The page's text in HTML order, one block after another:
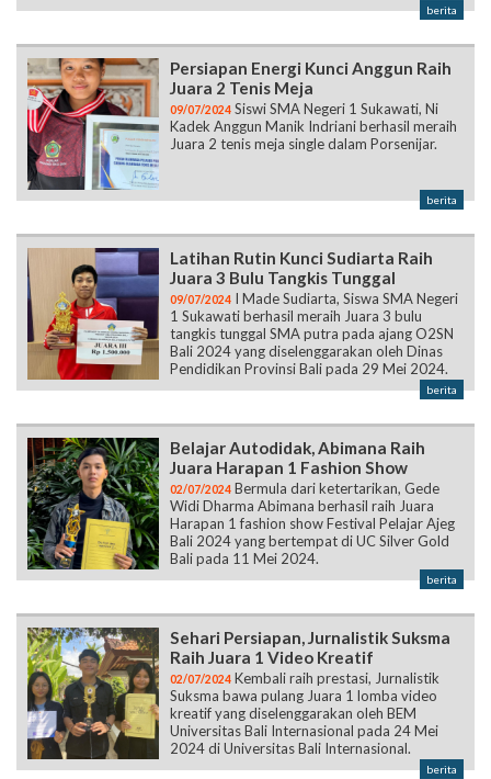
berita
Persiapan Energi Kunci Anggun Raih
Juara 2 Tenis Meja
09/07/2024 Siswi SMA Negeri 1 Sukawati, Ni
Kadek Anggun Manik Indriani berhasil meraih
Juara 2 tenis meja single dalam Porsenijar.
berita
Latihan Rutin Kunci Sudiarta Raih
Juara 3 Bulu Tangkis Tunggal
09/07/2024 I Made Sudiarta, Siswa SMA Negeri
1 Sukawati berhasil meraih Juara 3 bulu
tangkis tunggal SMA putra pada ajang O2SN
Bali 2024 yang diselenggarakan oleh Dinas
Pendidikan Provinsi Bali pada 29 Mei 2024.
berita
Belajar Autodidak, Abimana Raih
Juara Harapan 1 Fashion Show
02/07/2024 Bermula dari ketertarikan, Gede
Widi Dharma Abimana berhasil raih Juara
Harapan 1 fashion show Festival Pelajar Ajeg
Bali 2024 yang bertempat di UC Silver Gold
Bali pada 11 Mei 2024.
berita
Sehari Persiapan, Jurnalistik Suksma
Raih Juara 1 Video Kreatif
02/07/2024 Kembali raih prestasi, Jurnalistik
Suksma bawa pulang Juara 1 lomba video
kreatif yang diselenggarakan oleh BEM
Universitas Bali Internasional pada 24 Mei
2024 di Universitas Bali Internasional.
berita